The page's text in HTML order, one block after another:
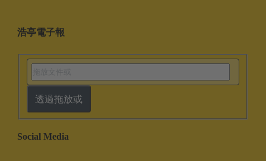
浩亭電子報
透過拖放或
Social Media